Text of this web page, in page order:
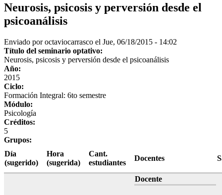
Neurosis, psicosis y perversión desde el
psicoanálisis
Enviado poroctaviocarrasco el Jue, 06/18/2015 - 14:02
Título del seminario optativo:
Neurosis, psicosis y perversión desde el psicoanálisis
Año:
2015
Ciclo:
Formación Integral: 6to semestre
Módulo:
Psicología
Créditos:
5
Grupos:
Día
(sugerido)
Hora
(sugerida)
Cant.
estudiantes
Docentes
Docente